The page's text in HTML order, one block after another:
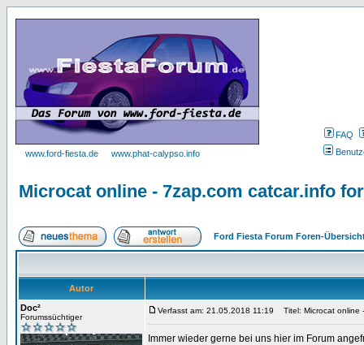
www.ford-fiesta.de www.phat-calypso.info
FAQ
Microcat online - 7zap.com catcar.info
Ford Fiesta Forum Foren-
Autor
Doc²
Forumssüchtiger
Verfasst am: 21.05.2018 11:19 Titel: Microcat online
Immer wieder gerne bei uns hier im Forum